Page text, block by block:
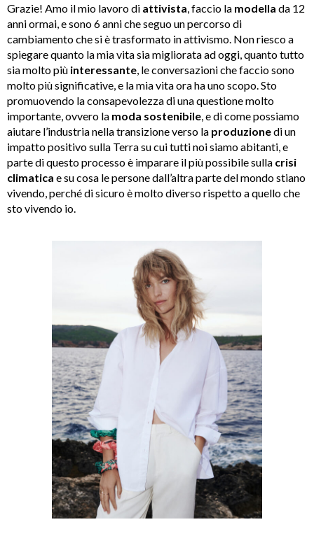
Grazie! Amo il mio lavoro di attivista , faccio la modella da 12
anni ormai, e sono 6 anni che seguo un percorso di
cambiamento che si è trasformato in attivismo. Non riesco a
spiegare quanto la mia vita sia migliorata ad oggi, quanto tutto
sia molto più interessante , le conversazioni che faccio sono
molto più significative, e la mia vita ora ha uno scopo. Sto
promuovendo la consapevolezza di una questione molto
importante, ovvero la moda sostenibile , e di come possiamo
aiutare l’industria nella transizione verso la produzionedi un
impatto positivo sulla Terra su cui tutti noi siamo abitanti, e
parte di questo processo è imparare il più possibile sulla crisi
climatica e su cosa le persone dall’altra parte del mondo stiano
vivendo, perché di sicuro è molto diverso rispetto a quello che
sto vivendo io.